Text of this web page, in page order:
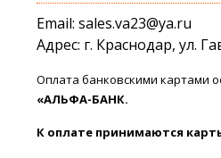
Email: sales.va23@ya.ru
Адрес: г. Краснодар, ул.
Оплата банковскими картами
«АЛЬФА-БАНК.
К оплате принимаются